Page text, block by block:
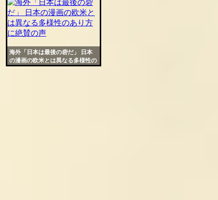
指摘
海外「日本は最後の砦だ」 日本
の漫画の欧米とは異なる多様性の